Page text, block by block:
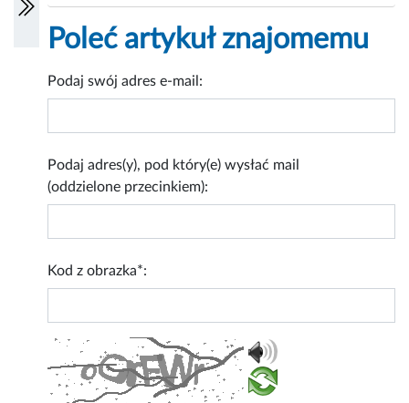
Poleć artykuł znajomemu
Podaj swój adres e-mail:
Podaj adres(y), pod który(e) wysłać mail
(oddzielone przecinkiem):
Kod z obrazka*: